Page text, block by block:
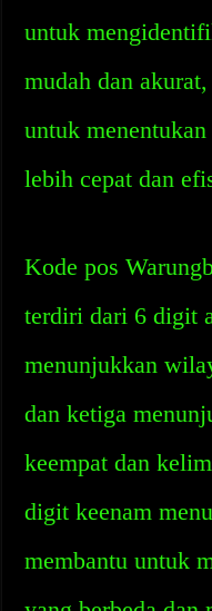
untuk
mudah dan
untuk
lebih cepat dan
Kode pos
terdiri dari 6 digit
menunjukkan
dan ketiga
keempat dan
digit keenam
membantu untuk